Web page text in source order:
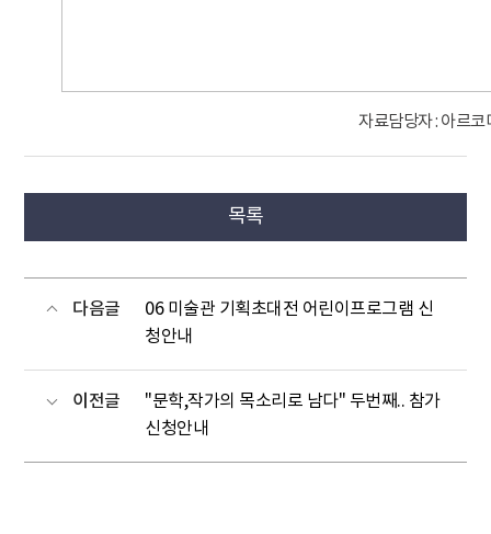
자료담당자 : 아르코
목록
다음글
06 미술관 기획초대전 어린이프로그램 신
청안내
이전글
"문학,작가의 목소리로 남다" 두번째.. 참가
신청안내